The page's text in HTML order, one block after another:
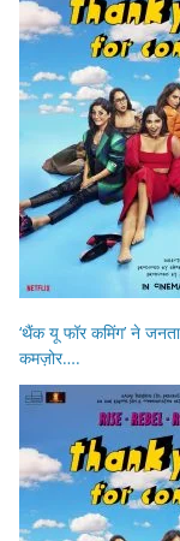
‘थैंक यू फॉर कमिंग’ ने
कमज़ोर….